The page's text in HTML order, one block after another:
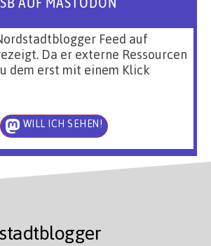
Feed auf
Da er externe Ressourcen
dem erst mit einem Klick
WILL ICH SEHEN!